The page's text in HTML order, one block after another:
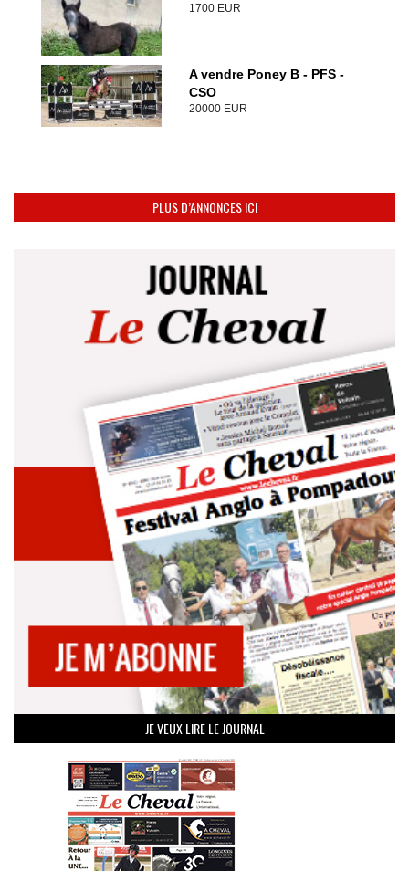
1700 EUR
A vendre Poney B - PFS -
CSO
20000 EUR
PLUS D’ANNONCES ICI
JE VEUX LIRE LE JOURNAL